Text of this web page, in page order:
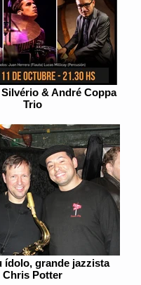
& André Coppa
Trio
ídolo, grande jazzista
Chris Potter